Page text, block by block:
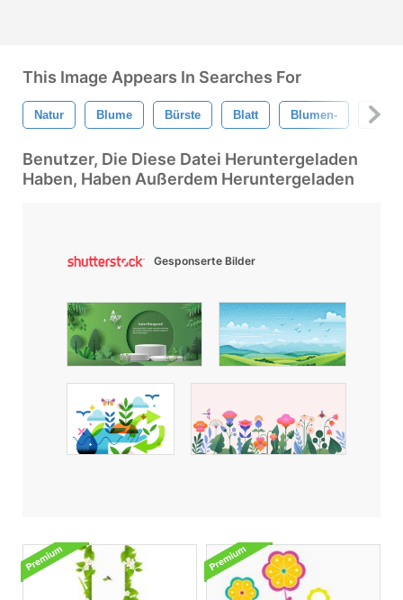
This Image Appears In Searches For
Natur Blume Bürste Blatt Blumen-
Benutzer, Die Diese Datei Heruntergeladen
Haben, Haben Außerdem Heruntergeladen
Gesponserte Bilder